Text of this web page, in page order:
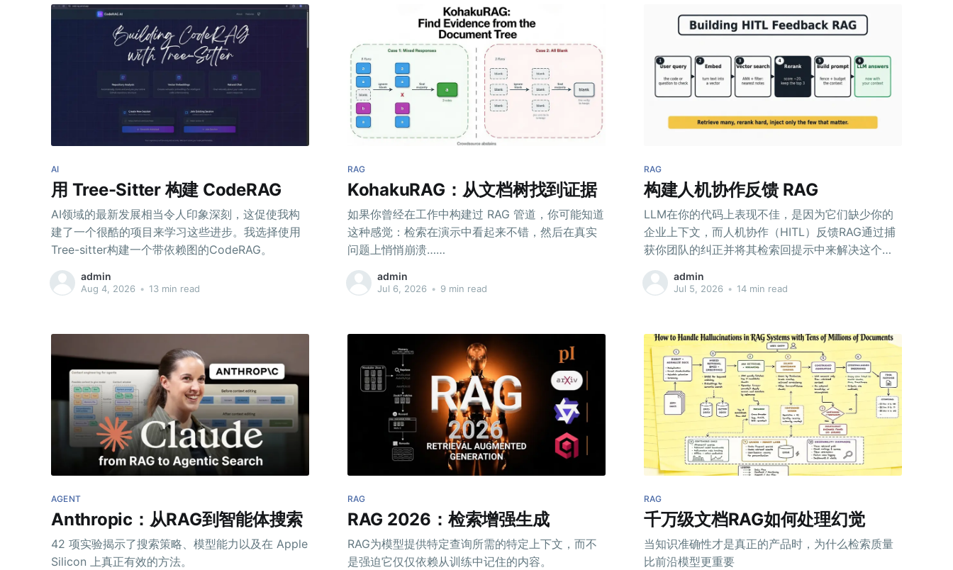
AI
用 Tree-Sitter 构建 CodeRAG
AI领域的最新发展相当令人印象深刻，这促使我构
建了一个很酷的项目来学习这些进步。我选择使用
Tree-sitter构建一个带依赖图的CodeRAG。
admin
Aug 4, 2026 • 13 min read
RAG
KohakuRAG：从文档树找到证据
如果你曾经在工作中构建过 RAG 管道，你可能知道
这种感觉：检索在演示中看起来不错，然后在真实
问题上悄悄崩溃……
admin
Jul 6, 2026 • 9 min read
RAG
构建人机协作反馈 RAG
LLM在你的代码上表现不佳，是因为它们缺少你的
企业上下文，而人机协作（HITL）反馈RAG通过捕
获你团队的纠正并将其检索回提示中来解决这个问
题。
admin
Jul 5, 2026 • 14 min read
AGENT
Anthropic：从RAG到智能体搜索
42 项实验揭示了搜索策略、模型能力以及在 Apple
Silicon 上真正有效的方法。
RAG
RAG 2026：检索增强生成
RAG为模型提供特定查询所需的特定上下文，而不
是强迫它仅仅依赖从训练中记住的内容。
RAG
千万级文档RAG如何处理幻觉
当知识准确性才是真正的产品时，为什么检索质量
比前沿模型更重要